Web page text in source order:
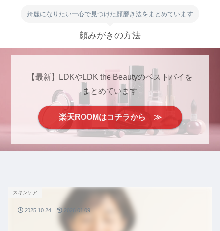
綺麗になりたい一心で見つけた顔磨き法をまとめています
顔みがきの方法
【最新】LDKやLDK the Beautyのベストバイを
まとめています
楽天ROOMはコチラから ≫
スキンケア
2025.10.24 2026.01.09